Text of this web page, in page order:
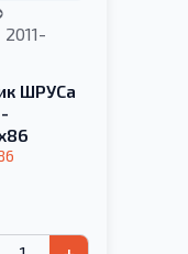
2011-
ШРУСа